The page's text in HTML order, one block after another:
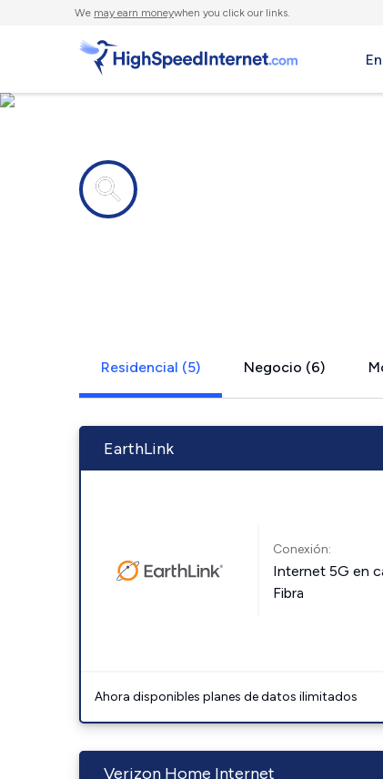
We may earn moneywhen you click our links.
Residencial (5) Negocio (6)
EarthLink
Conexión:
Internet 5G en
Fibra
Ahora disponibles planes de datos ilimitados
Verizon Home Internet